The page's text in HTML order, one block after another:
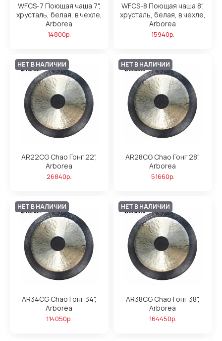
WFCS-7 Поющая чаша 7",
хрусталь, белая, в чехле,
Arborea
14800р.
WFCS-8 Поющая чаша 8",
хрусталь, белая, в чехле,
Arborea
15940р.
НЕТ В НАЛИЧИИ
AR22CG Chao Гонг 22",
Arborea
26840р.
НЕТ В НАЛИЧИИ
AR28CG Chao Гонг 28",
Arborea
51660р.
НЕТ В НАЛИЧИИ
AR34CG Chao Гонг 34",
Arborea
114050р.
НЕТ В НАЛИЧИИ
AR38CG Chao Гонг 38",
Arborea
164450р.